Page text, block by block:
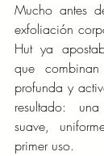
Mucho antes
exfoliación
Hut ya
que
profunda y
resultado:
suave,
primer uso.